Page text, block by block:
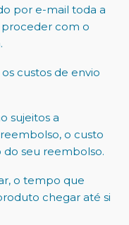
por e-mail toda a
proceder com o
custos de envio
sujeitos a
o custo
do seu reembolso.
o tempo que
chegar até si